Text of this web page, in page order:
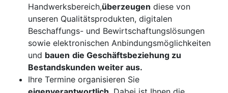
Handwerksbereich,überzeugen diese von
unseren Qualitätsprodukten, digitalen
Beschaffungs- und Bewirtschaftungslösungen
sowie elektronischen Anbindungsmöglichkeiten
und bauen die Geschäftsbeziehung zu
Bestandskunden weiter aus.
Ihre Termine organisieren Sie